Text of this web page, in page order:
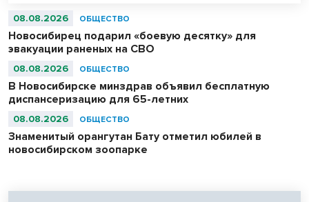
абсолютными чемпионами соревнований.
08.08.2026 ОБЩЕСТВО
Новосибирец подарил «боевую десятку» для
эвакуации раненых на СВО
08.08.2026 ОБЩЕСТВО
В Новосибирске минздрав объявил бесплатную
диспансеризацию для 65-летних
08.08.2026 ОБЩЕСТВО
Знаменитый орангутан Бату отметил юбилей в
новосибирском зоопарке